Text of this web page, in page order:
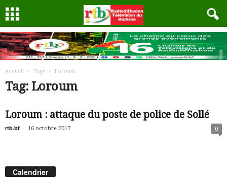
Accueil Tags Loroum
Tag: Loroum
Loroum : attaque du poste de police de Sollé
rtb.bf - 16 octobre 2017 0
Calendrier